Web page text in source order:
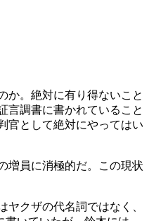
か。絶対に有り得ないこと
言調書に書かれていること
官として絶対にやってはい
増員に消極的だ。この現状
クザの代名詞ではなく、